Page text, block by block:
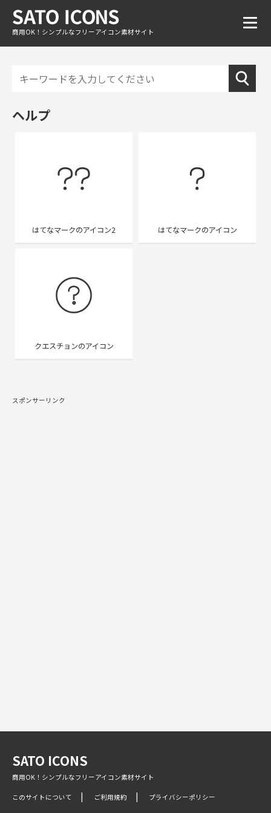
商用OK！シンプルなフリーアイコン素材サイト
ヘルプ
はてなマークのアイコン2 はてなマークのアイコン
クエスチョンのアイコン
スポンサーリンク
SATO ICONS
商用OK！シンプルなフリーアイコン素材サイト
このサイトについて ご利用規約 プライバシーポリシー